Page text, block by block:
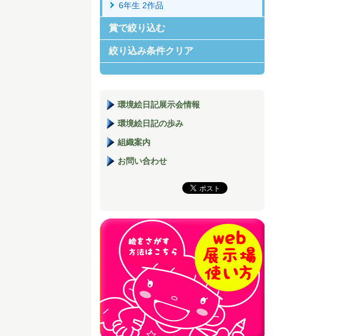
6年生 2作品
賞で絞り込む
絞り込み条件クリア
環境絵日記展示会情報
環境絵日記の歩み
組織案内
お問い合わせ